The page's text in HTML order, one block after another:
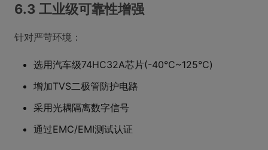
6.3 工业级可靠性增强
针对严苛环境：
选用汽车级74HC32A芯片(-40℃~125℃)
增加TVS二极管防护电路
采用光耦隔离数字信号
通过EMC/EMI测试认证